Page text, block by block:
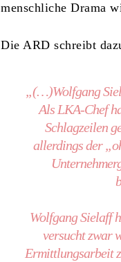
menschliche Drama
Die ARD schreibt
„(…)Wolfgang
Als LKA-Chef
Schlagzeilen
allerdings der
Wolfgang Sielaff
versucht zwar
Ermittlungsarbeit